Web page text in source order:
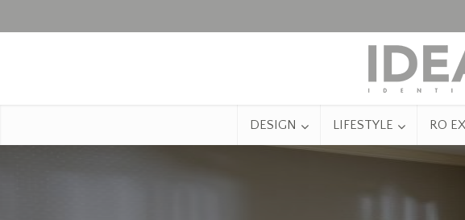
DESIGN LIFESTYLE RO